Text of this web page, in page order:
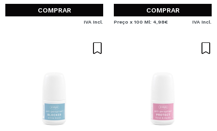
COMPRAR
IVA Incl.
COMPRAR
Preço x 100 Ml: 4,98€ IVA Incl.